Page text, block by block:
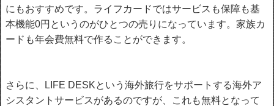
にもおすすめです。ライフカードではサービスも保障も基
本機能0円というのがひとつの売りになっています。家族カ
ードも年会費無料で作ることができます。
さらに、LIFE DESKという海外旅行をサポートする海外ア
シスタントサービスがあるのですが、これも無料となって